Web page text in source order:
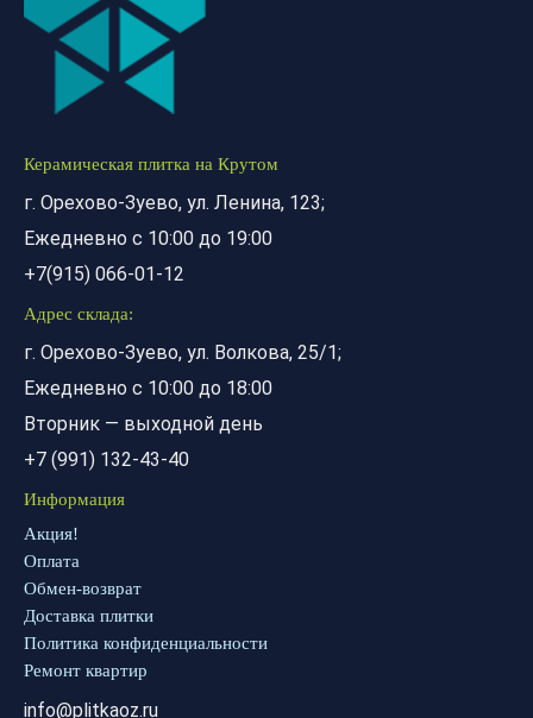
Керамическая плитка на Крутом
г. Орехово-Зуево, ул. Ленина, 123;
Ежедневно с 10:00 до 19:00
+7(915) 066-01-12
Адрес склада:
г. Орехово-Зуево, ул. Волкова, 25/1;
Ежедневно с 10:00 до 18:00
Вторник — выходной день
+7 (991) 132-43-40
Информация
Акция!
Оплата
Обмен-возврат
Доставка плитки
Политика конфиденциальности
Ремонт квартир
info@plitkaoz.ru